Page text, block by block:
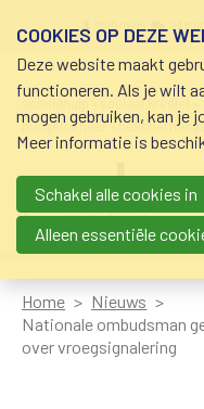
schuldhulp • sociaal krediet •
budgetbeheer •
Main navigation
Home
Nieuws
Nationale ombudsman
over vroegsignalering
COOKIES OP DEZE
Deze website maakt
functioneren. Als je wilt
mogen gebruiken, kan je
Meer informatie is
Schakel alle cookies in
Alleen essentiële